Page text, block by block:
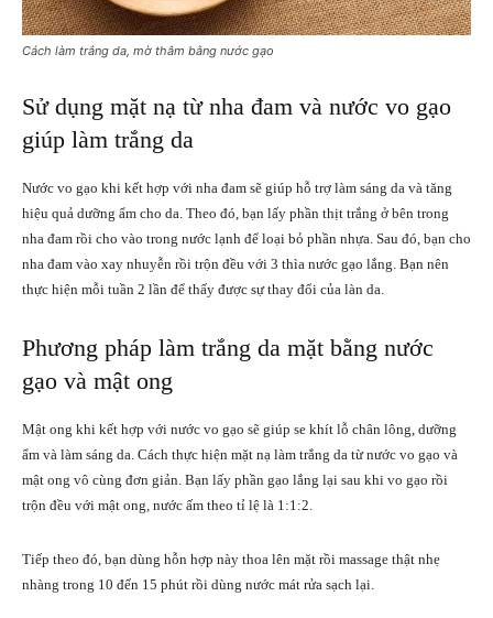
Cách làm trắng da, mờ thâm bằng nước gạo
Sử dụng mặt nạ từ nha đam và nước vo gạo
giúp làm trắng da
Nước vo gạo khi kết hợp với nha đam sẽ giúp hỗ trợ làm sáng da và tăng
hiệu quả dưỡng ẩm cho da. Theo đó, bạn lấy phần thịt trắng ở bên trong
nha đam rồi cho vào trong nước lạnh để loại bỏ phần nhựa. Sau đó, bạn cho
nha đam vào xay nhuyễn rồi trộn đều với 3 thìa nước gạo lắng. Bạn nên
thực hiện mỗi tuần 2 lần để thấy được sự thay đổi của làn da.
Phương pháp làm trắng da mặt bằng nước
gạo và mật ong
Mật ong khi kết hợp với nước vo gạo sẽ giúp se khít lỗ chân lông, dưỡng
ẩm và làm sáng da. Cách thực hiện mặt nạ làm trắng da từ nước vo gạo và
mật ong vô cùng đơn giản. Bạn lấy phần gạo lắng lại sau khi vo gạo rồi
trộn đều với mật ong, nước ấm theo tỉ lệ là 1:1:2.
Tiếp theo đó, bạn dùng hỗn hợp này thoa lên mặt rồi massage thật nhẹ
nhàng trong 10 đến 15 phút rồi dùng nước mát rửa sạch lại.